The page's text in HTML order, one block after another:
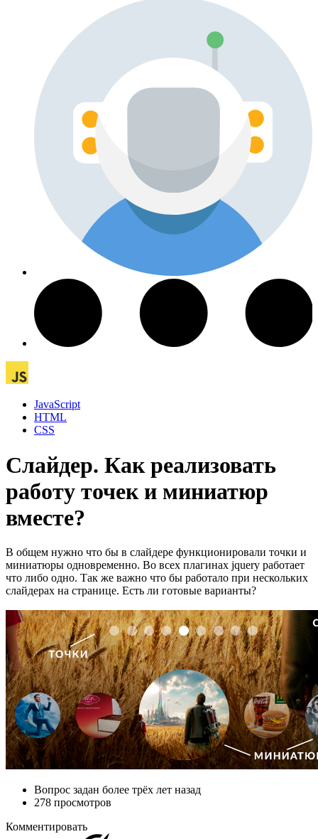
JavaScript
HTML
CSS
Слайдер. Как реализовать
работу точек и миниатюр
вместе?
В общем нужно что бы в слайдере функционировали точки и
миниатюры одновременно. Во всех плагинах jquery работает
что либо одно. Так же важно что бы работало при нескольких
слайдерах на странице. Есть ли готовые варианты?
Вопрос задан более трёх лет назад
278 просмотров
Комментировать